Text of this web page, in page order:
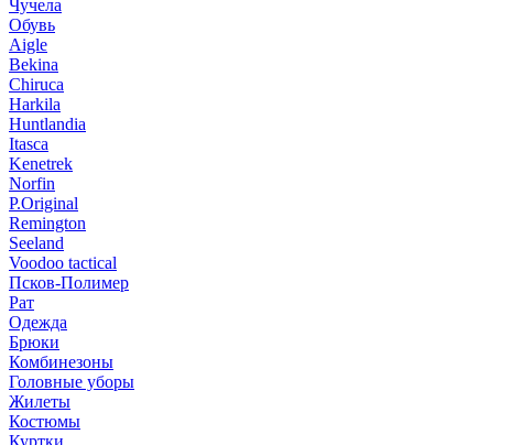
Чучела
Обувь
Aigle
Bekina
Chiruсa
Harkila
Huntlandia
Itasca
Kenetrek
Norfin
P.Original
Remington
Seeland
Voodoo tactical
Псков-Полимер
Рат
Одежда
Брюки
Комбинезоны
Головные уборы
Жилеты
Костюмы
Куртки